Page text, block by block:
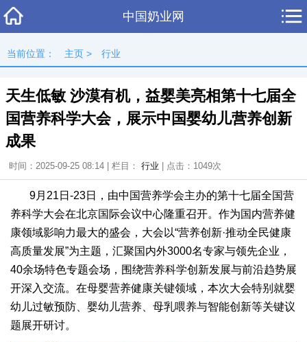
中国奶业网
当前位置： 主页 > 行业
天生低敏 沙漠有机，益婴美亮相第十七届全
国营养科学大会，展示中国婴幼儿营养创新
成果
时间：2025-09-25 08:14 | 栏目： 行业 | 点击： 1049次
9月21日-23日，由中国营养学会主办的第十七届全国营
养科学大会在北京国际会议中心隆重召开。作为国内营养健
康领域影响力最大的盛会，大会以“营养创新·推动全民健康
高质量发展”为主题，汇聚国内外3000名专家与领先企业，
40余场特色专题会场，围绕营养科学创新发展与前沿趋势展
开深入交流。在母婴营养健康关键领域，本次大会特别就婴
幼儿过敏预防、婴幼儿营养、母乳喂养与智能创新等关键议
题展开研讨。